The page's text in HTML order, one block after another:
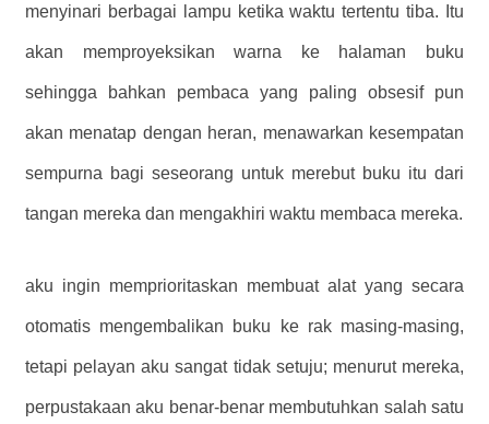
menyinari berbagai lampu ketika waktu tertentu tiba. Itu
akan memproyeksikan warna ke halaman buku
sehingga bahkan pembaca yang paling obsesif pun
akan menatap dengan heran, menawarkan kesempatan
sempurna bagi seseorang untuk merebut buku itu dari
tangan mereka dan mengakhiri waktu membaca mereka.
aku ingin memprioritaskan membuat alat yang secara
otomatis mengembalikan buku ke rak masing-masing,
tetapi pelayan aku sangat tidak setuju; menurut mereka,
perpustakaan aku benar-benar membutuhkan salah satu